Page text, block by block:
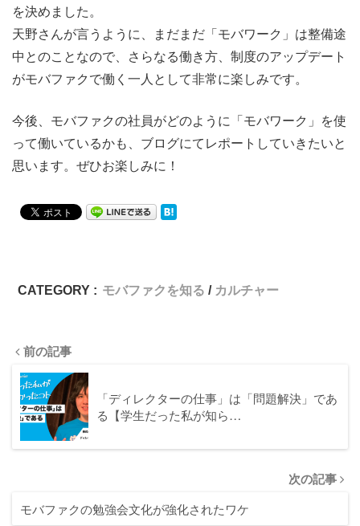
を決めました。
天野さんが言うように、まだまだ「モバワーク」は整備途
中とのことなので、さらなる働き方、制度のアップデート
がモバファクで働く一人として非常に楽しみです。
今後、モバファクの社員がどのように「モバワーク」を使
って働いているかも、ブログにてレポートしていきたいと
思います。ぜひお楽しみに！
CATEGORY : モバファクを知る カルチャー
前の記事
「ディレクターの仕事」は「問題解決」であ
る【学生だった私が知ら…
次の記事
モバファクの勉強会文化が強化されたワケ